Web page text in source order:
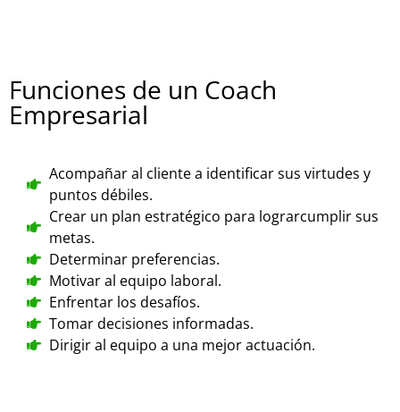
Funciones de un Coach
Empresarial
Acompañar al cliente a identificar sus virtudes y
puntos débiles.
Crear un plan estratégico para lograrcumplir sus
metas.
Determinar preferencias.
Motivar al equipo laboral.
Enfrentar los desafíos.
Tomar decisiones informadas.
Dirigir al equipo a una mejor actuación.